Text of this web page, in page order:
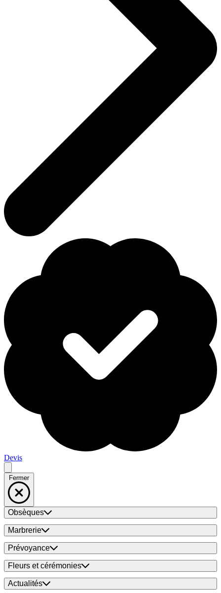
Devis
Fermer
Obsèques
Marbrerie
Prévoyance
Fleurs et cérémonies
Actualités